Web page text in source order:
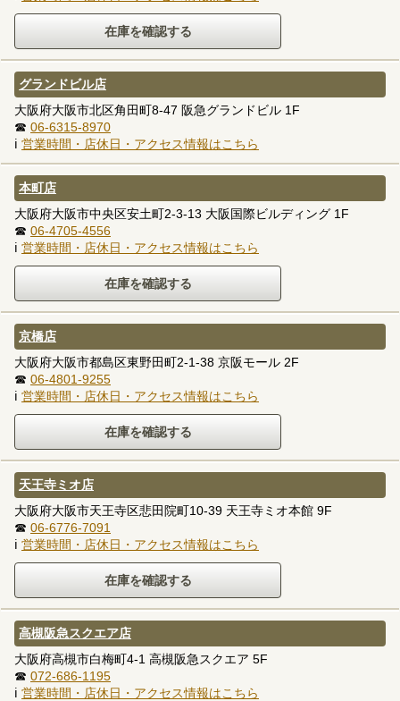
グランドビル店
大阪府大阪市北区角田町8-47 阪急グランドビル 1F
☎ 06-6315-8970
ℹ 営業時間・店休日・アクセス情報はこちら
本町店
大阪府大阪市中央区安土町2-3-13 大阪国際ビルディング 1F
☎ 06-4705-4556
ℹ 営業時間・店休日・アクセス情報はこちら
京橋店
大阪府大阪市都島区東野田町2-1-38 京阪モール 2F
☎ 06-4801-9255
ℹ 営業時間・店休日・アクセス情報はこちら
天王寺ミオ店
大阪府大阪市天王寺区悲田院町10-39 天王寺ミオ本館 9F
☎ 06-6776-7091
ℹ 営業時間・店休日・アクセス情報はこちら
高槻阪急スクエア店
大阪府高槻市白梅町4-1 高槻阪急スクエア 5F
☎ 072-686-1195
ℹ 営業時間・店休日・アクセス情報はこちら